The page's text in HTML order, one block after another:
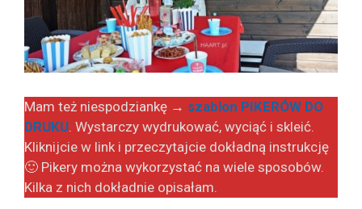
Mam też niespodziankę → szablon PIKERÓW DO
DRUKU. Wystarczy wydrukować, wyciąć i skleić.
Kliknijcie w link i przeczytajcie dokładną instrukcję
🙂 Pikery można wykorzystać na wiele sposobów.
Kilka z nich dokładnie opisałam.